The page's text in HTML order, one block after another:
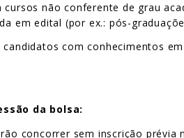
cursos não conferente de grau
em edital (por ex.: pós-
candidatos com conhecimentos
da bolsa:
concorrer sem inscrição